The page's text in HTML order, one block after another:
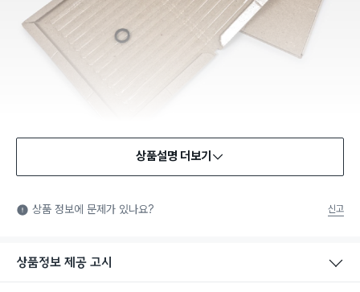
상품설명 더보기
상품 정보에 문제가 있나요? 신고
상품정보 제공 고시